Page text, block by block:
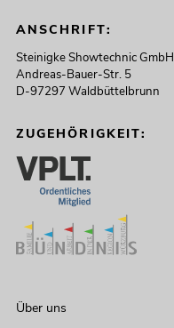
ANSCHRIFT:
Steinigke Showtechnic GmbH
Andreas-Bauer-Str. 5
D-97297 Waldbüttelbrunn
ZUGEHÖRIGKEIT:
Über uns